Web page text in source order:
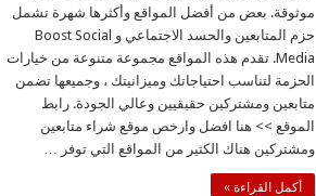
موثوقة. بعض من أفضل المواقع وأكثرها شهرة تشمل
حزم المتابعين والحسد الاجتماعي و Boost Social
Media. تقدم هذه المواقع مجموعة متنوعة من خيارات
الحزمة لتناسب احتياجاتك وميزانيتك ، وجميعها تضمن
متابعين ومشتركين حقيقيين وعالي الجودة. رابط
الموقع >> هنا افضل وارخص موقع شراء متابعين
ومشتركين هناك الكثير من المواقع التي توفر …
أكمل القراءة »